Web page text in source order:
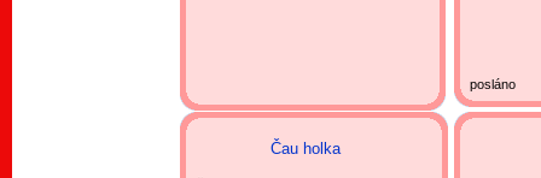
posláno
Čau holka